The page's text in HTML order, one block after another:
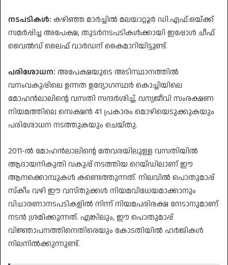
നടപടികൾ: കഴിഞ്ഞ മാർച്ചിൽ മലയാറ്റൂർ ഡി.എഫ്.ഒയ്ക്ക്
സമർപ്പിച്ച അപേക്ഷ, തുടർനടപടികൾക്കായി ഇപ്പോൾ ചീഫ്
വൈൽഡ് ലൈഫ് വാർഡന് കൈമാറിയിട്ടുണ്ട്.
പരിശോധന: അപേക്ഷയുടെ അടിസ്ഥാനത്തിൽ
വനംവകുപ്പിലെ ഉന്നത ഉദ്യോഗസ്ഥർ കൊച്ചിയിലെ
മോഹൻലാലിന്റെ വസതി സന്ദർശിച്ച്, വന്യജീവി സംരക്ഷണ
നിയമത്തിലെ സെക്ഷൻ 41 പ്രകാരം മൊഴിയെടുക്കുകയും
പരിശോധന നടത്തുകയും ചെയ്തു.
​2011-ൽ മോഹൻലാലിന്റെ തേവരയിലുള്ള വസതിയിൽ
ആദായനികുതി വകുപ്പ് നടത്തിയ റെയ്ഡിലാണ് ഈ
ആനക്കൊമ്പുകൾ കണ്ടെത്തുന്നത്. നിലവിൽ പൊതുമാപ്പ്
സ്കീം വഴി ഈ വസ്തുക്കൾ നിയമവിധേയമാക്കാനും
വിചാരണാനടപടികളിൽ നിന്ന് നിയമപരിരക്ഷ നേടാനുമാണ്
നടൻ ശ്രമിക്കുന്നത്. എങ്കിലും, ഈ പൊതുമാപ്പ്
വിജ്ഞാപനത്തിനെതിരെയും കോടതിയിൽ ഹർജികൾ
നിലനിൽക്കുന്നുണ്ട്.